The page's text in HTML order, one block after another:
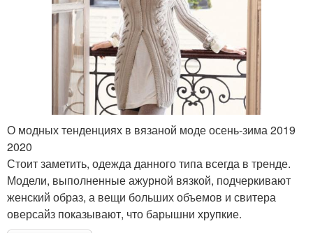
О модных тенденциях в вязаной моде осень-зима 2019
2020
Стоит заметить, одежда данного типа всегда в тренде.
Модели, выполненные ажурной вязкой, подчеркивают
женский образ, а вещи больших объемов и свитера
оверсайз показывают, что барышни хрупкие.